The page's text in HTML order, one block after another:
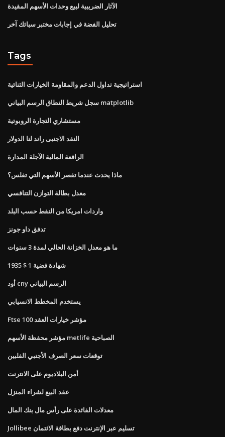
الآثار الضريبية لبيع وحدات الأسهم المقيدة
تحليل الفضة في إجابات مختبر سبائك آخر
Tags
استراتيجية تداول الدعم والمقاومة الخيارات الثنائية
سجل شريط النطاق الرسم البياني matplotlib
مستشاري التجارة الروبوتية
النقد الاجنبى راند لنا الدولار
الرافعة المالية الآجلة المدارة
ماذا يحدث عندما تقصر الأسهم التي تفلس؟
معدل بطالة التوازن التنافسي
واردات امريكا من النفط حسب البلد
تدفق داو جونز
ما هو معدل الخزانة الحالي لمدة 3 سنوات
1935 $ 1 شهادة فضية
أود cny الرسم البياني
يستخدم المخطط الانسيابي
Ftse 100 مؤشر خيارات العقد
مؤشر محفظة الأسهم metlife الصباحية
توقعات سعر الصرف الأجنبي الفلبين
أمن البلاديوم على الانترنت
عقد البيع لشراء المنزل
معدلات الفائدة على رأس مال بنك المال
Jollibee تسليم عبر الإنترنت دفع بطاقة الائتمان